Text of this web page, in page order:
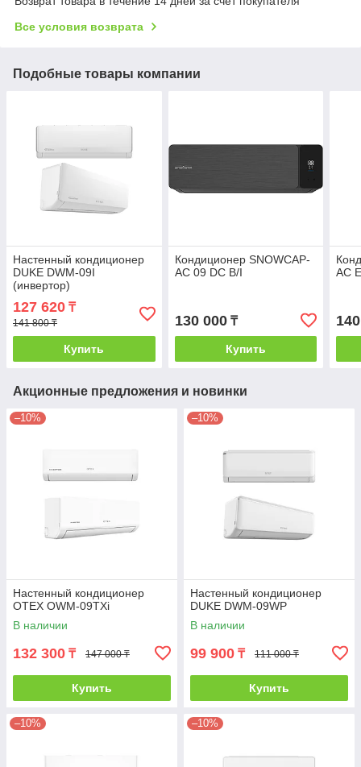
Все условия возврата
Подобные товары компании
Настенный кондиционер
DUKE DWM-09I
(инвертор)
127 620 ₸
141 800 ₸
Купить
Кондиционер SNOWCAP-
AC 09 DC B/I
130 000₸
Купить
AC
Акционные предложения и новинки
–10%
Настенный кондиционер
OTEX OWM-09TXi
В наличии
132 300 ₸ 147 000 ₸
Купить
–10%
Настенный кондиционер
DUKE DWM-09WP
В наличии
99 900 ₸ 111 000 ₸
Купить
–10% –10%